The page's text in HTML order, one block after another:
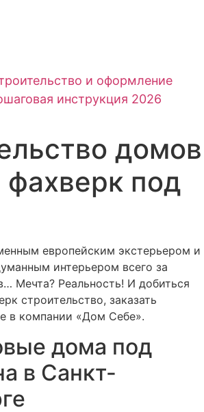
и оформление
инструкция 2026
домов
фахверк под
европейским экстерьером и
интерьером всего за
Мечта? Реальность! И добиться
строительство, заказать
в компании «Дом Себе».
дома под
в Санкт-